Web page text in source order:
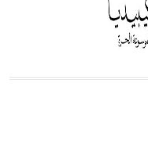
الش
تم اعتمادها مصطلحاً